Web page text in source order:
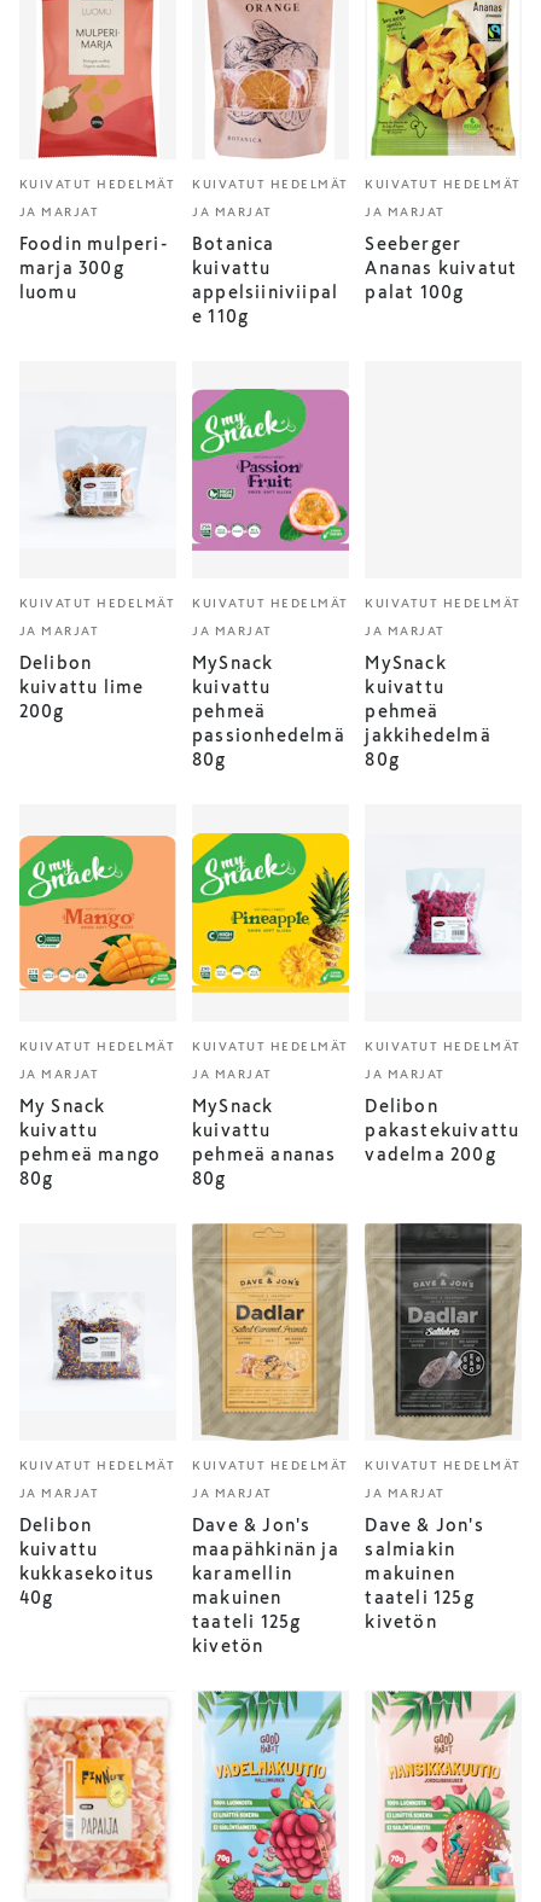
KUIVATUT HEDELMÄT
JA MARJAT
Foodin mulperi-
marja 300g
luomu
KUIVATUT HEDELMÄT
JA MARJAT
Botanica
kuivattu
appelsiiniviipal
e 110g
KUIVATUT HEDELMÄT
JA MARJAT
Seeberger
Ananas kuivatut
palat 100g
KUIVATUT HEDELMÄT
JA MARJAT
Delibon
kuivattu lime
200g
KUIVATUT HEDELMÄT
JA MARJAT
MySnack
kuivattu
pehmeä
passionhedelmä
80g
KUIVATUT HEDELMÄT
JA MARJAT
MySnack
kuivattu
pehmeä
jakkihedelmä
80g
KUIVATUT HEDELMÄT
JA MARJAT
My Snack
kuivattu
pehmeä mango
80g
KUIVATUT HEDELMÄT
JA MARJAT
MySnack
kuivattu
pehmeä ananas
80g
KUIVATUT HEDELMÄT
JA MARJAT
Delibon
pakastekuivattu
vadelma 200g
KUIVATUT HEDELMÄT
JA MARJAT
Delibon
kuivattu
kukkasekoitus
40g
KUIVATUT HEDELMÄT
JA MARJAT
Dave & Jon's
maapähkinän ja
karamellin
makuinen
taateli 125g
kivetön
KUIVATUT HEDELMÄT
JA MARJAT
Dave & Jon's
salmiakin
makuinen
taateli 125g
kivetön